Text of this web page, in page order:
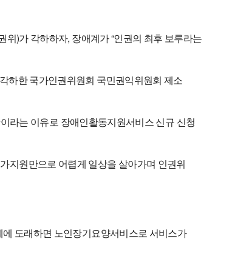
)가 각하하자, 장애계가 “인권의 최후 보루라는
하한 국가인권위원회 국민권익위원회 제소
라는 이유로 장애인활동지원서비스 신규 신청
지원만으로 어렵게 일상을 살아가며 인권위
도래하면 노인장기요양서비스로 서비스가